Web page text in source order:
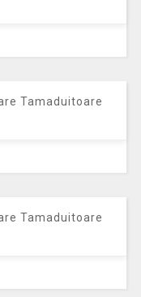
Tamaduitoare
Tamaduitoare